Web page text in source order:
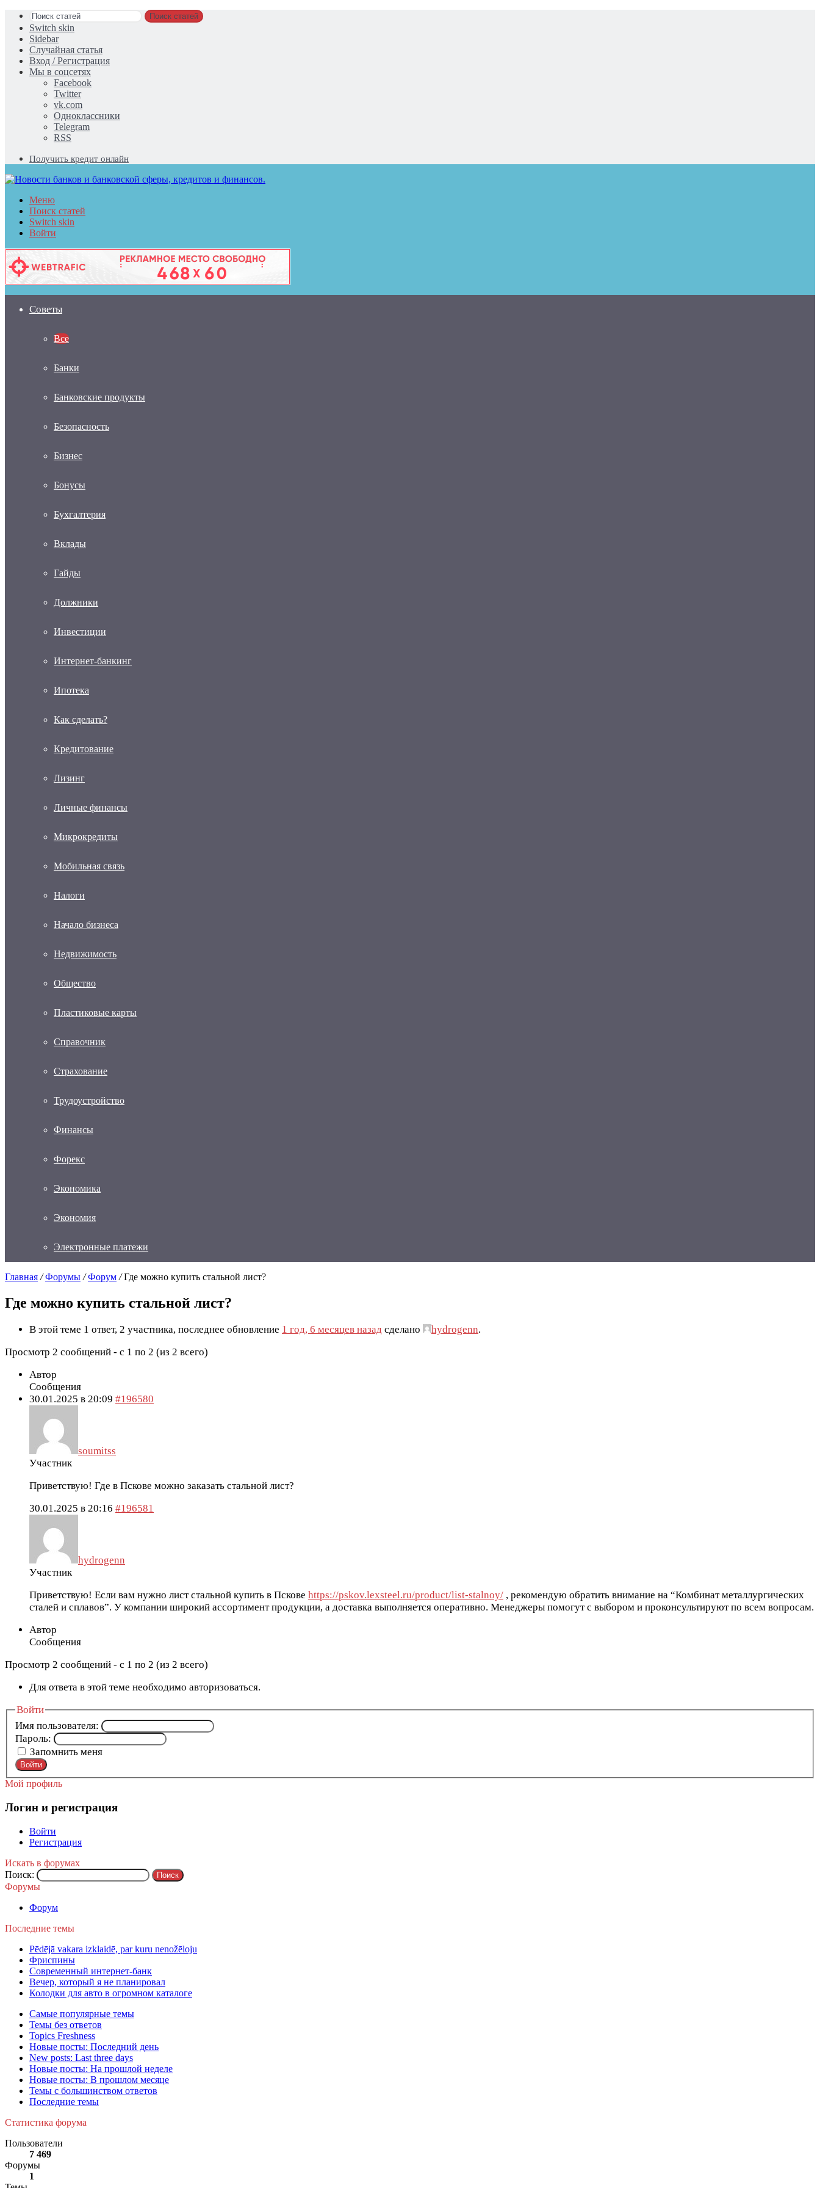
Поиск статей
Switch skin
Sidebar
Случайная статья
Вход / Регистрация
Мы в соцсетях
Facebook
Twitter
vk.com
Одноклассники
Telegram
RSS
Получить кредит онлайн
Меню
Поиск статей
Switch skin
Войти
Советы
Все
Банки
Банковские продукты
Безопасность
Бизнес
Бонусы
Бухгалтерия
Вклады
Гайды
Должники
Инвестиции
Интернет-банкинг
Ипотека
Как сделать?
Кредитование
Лизинг
Личные финансы
Микрокредиты
Мобильная связь
Налоги
Начало бизнеса
Недвижимость
Общество
Пластиковые карты
Справочник
Страхование
Трудоустройство
Финансы
Форекс
Экономика
Экономия
Электронные платежи
Главная / Форумы / Форум / Где можно купить стальной лист?
Где можно купить стальной лист?
В этой теме 1 ответ, 2 участника, последнее обновление 1 год, 6 месяцев назад сделано hydrogenn.
Просмотр 2 сообщений - с 1 по 2 (из 2 всего)
Автор
Сообщения
30.01.2025 в 20:09 #196580
soumitss
Участник
Приветствую! Где в Пскове можно заказать стальной лист?
30.01.2025 в 20:16 #196581
hydrogenn
Участник
Приветствую! Если вам нужно лист стальной купить в Пскове https://pskov.lexsteel.ru/product/list-stalnoy/ , рекомендую обратить внимание на “Комбинат металлургических
сталей и сплавов”. У компании широкий ассортимент продукции, а доставка выполняется оперативно. Менеджеры помогут с выбором и проконсультируют по всем вопросам.
Автор
Сообщения
Просмотр 2 сообщений - с 1 по 2 (из 2 всего)
Для ответа в этой теме необходимо авторизоваться.
Войти
Имя пользователя:
Пароль:
Запомнить меня
Войти
Мой профиль
Логин и регистрация
Войти
Регистрация
Искать в форумах
Поиск:
Форумы
Форум
Последние темы
Pēdējā vakara izklaidē, par kuru nenožēloju
Фриспины
Современный интернет-банк
Вечер, который я не планировал
Колодки для авто в огромном каталоге
Самые популярные темы
Темы без ответов
Topics Freshness
Новые посты: Последний день
New posts: Last three days
Новые посты: На прошлой неделе
Новые посты: В прошлом месяце
Темы с большинством ответов
Последние темы
Статистика форума
Пользователи
7 469
Форумы
1